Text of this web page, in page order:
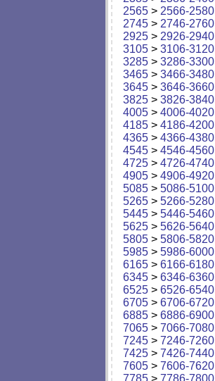
2565 > 2566-2580
2745 > 2746-2760
2925 > 2926-2940
3105 > 3106-3120
3285 > 3286-3300
3465 > 3466-3480
3645 > 3646-3660
3825 > 3826-3840
4005 > 4006-4020
4185 > 4186-4200
4365 > 4366-4380
4545 > 4546-4560
4725 > 4726-4740
4905 > 4906-4920
5085 > 5086-5100
5265 > 5266-5280
5445 > 5446-5460
5625 > 5626-5640
5805 > 5806-5820
5985 > 5986-6000
6165 > 6166-6180
6345 > 6346-6360
6525 > 6526-6540
6705 > 6706-6720
6885 > 6886-6900
7065 > 7066-7080
7245 > 7246-7260
7425 > 7426-7440
7605 > 7606-7620
7785 > 7786-7800